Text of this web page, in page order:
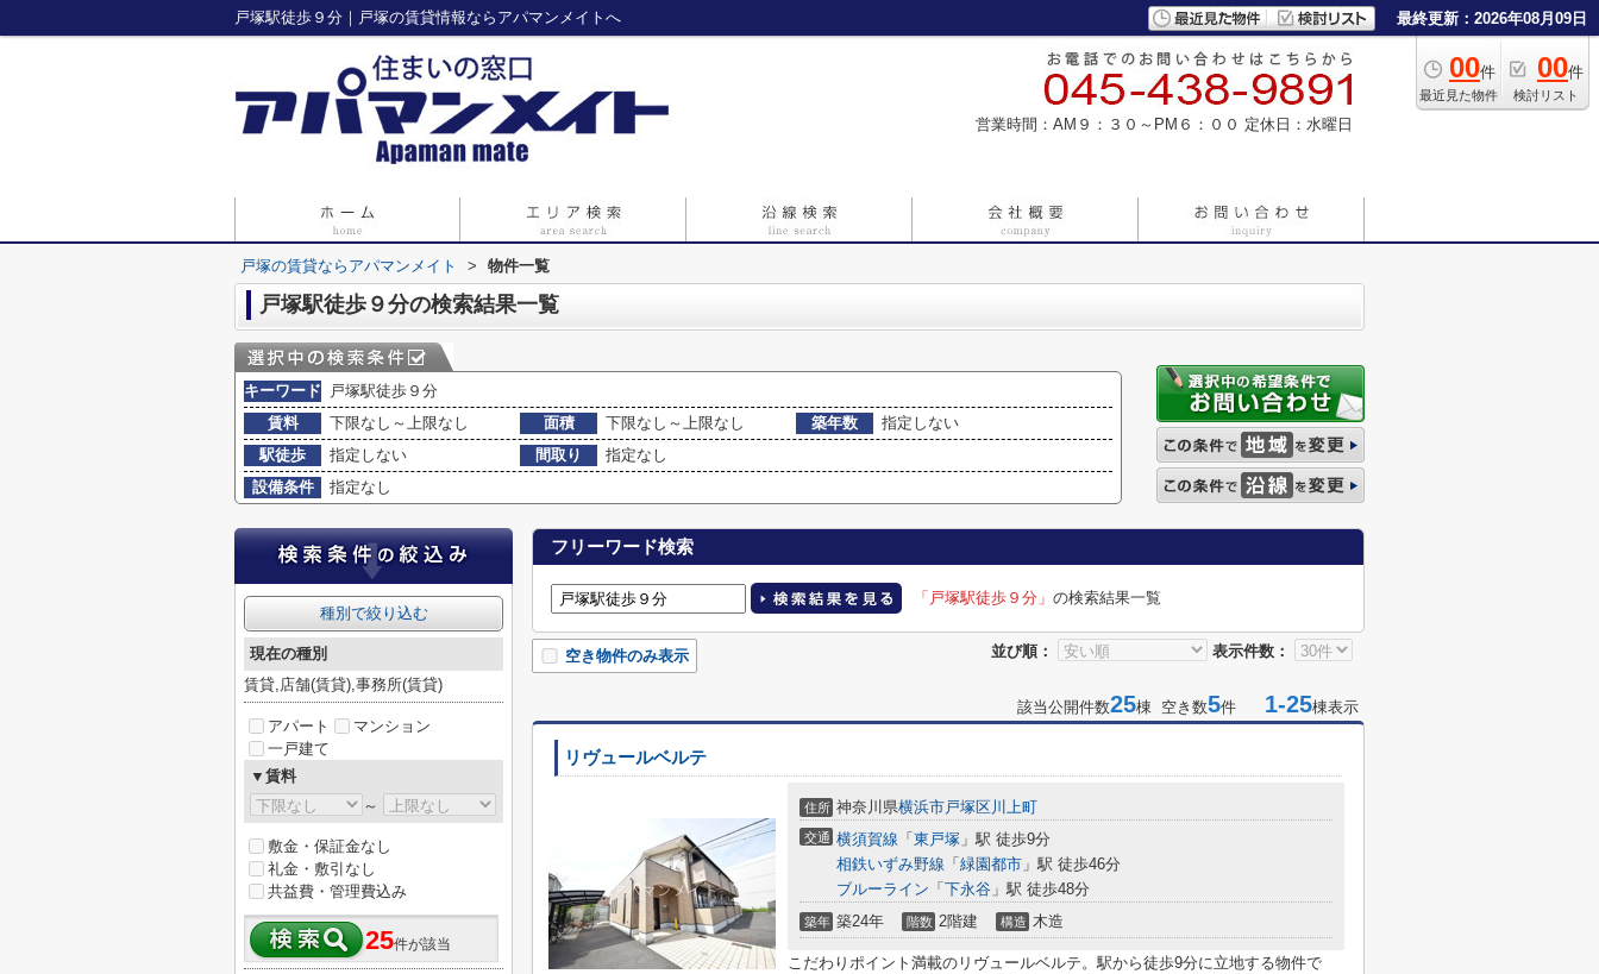
戸塚駅徒歩９分｜戸塚の賃貸情報ならアパマンメイトへ 最終更新：2026年08月09日
00件
最近見た物件
00件
検討リスト
営業時間：AM９：３０～PM６：００ 定休日：水曜日
戸塚の賃貸ならアパマンメイト > 物件一覧
戸塚駅徒歩９分の検索結果一覧
キーワード
戸塚駅徒歩９分
賃料
下限なし～上限なし 面積 下限なし～上限なし 築年数
指定しない
駅徒歩
指定しない 間取り
指定なし
設備条件
指定なし
フリーワード検索
「戸塚駅徒歩９分」 の検索結果一覧
並び順： 表示件数：
空き物件のみ表示
該当公開件数25棟 空き数5件 1-25棟表示
リヴュールベルテ
住所 神奈川県横浜市戸塚区川上町
交通 横須賀線 「 東戸塚 」駅 徒歩9分
相鉄いずみ野線 「 緑園都市 」駅 徒歩46分
ブルーライン 「 下永谷 」駅 徒歩48分
築年 築24年 階数 2階建 構造 木造
こだわりポイント満載のリヴュールベルテ。駅から徒歩9分に立地する物件で
種別で絞り込む
現在の種別
賃貸,店舗(賃貸),事務所(賃貸)
アパート
マンション
一戸建て
▼賃料
～
敷金・保証金なし
礼金・敷引なし
共益費・管理費込み
25件が該当